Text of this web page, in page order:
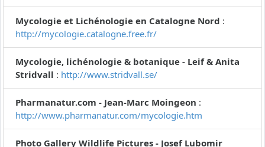
Mycologie et Lichénologie en Catalogne Nord :
http://mycologie.catalogne.free.fr/
Mycologie, lichénologie & botanique - Leif & Anita
Stridvall : http://www.stridvall.se/
Pharmanatur.com - Jean-Marc Moingeon :
http://www.pharmanatur.com/mycologie.htm
Photo Gallery Wildlife Pictures - Josef Lubomir